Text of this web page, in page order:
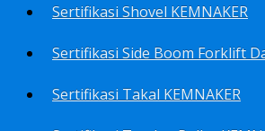
Sertifikasi Shovel KEMNAKER
Sertifikasi Takal KEMNAKER